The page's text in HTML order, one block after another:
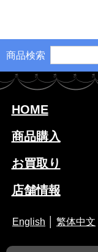
商品検索
HOME
商品購入
お買取り
店舗情報
English 繁体中文